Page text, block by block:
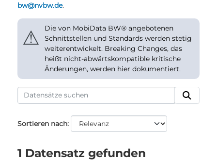
bw@nvbw.de.
⚠
Die von MobiData BW® angebotenen
Schnittstellen und Standards werden stetig
weiterentwickelt. Breaking Changes, das
heißt nicht-abwärtskompatible kritische
Änderungen, werden hier dokumentiert.
Sortieren nach
1 Datensatz gefunden